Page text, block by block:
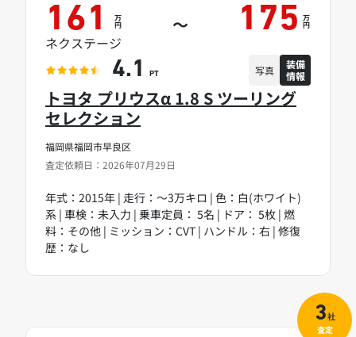
福岡県福岡市早良区
査定依頼日：2026年07月29日
トヨタ プリウスα 1.8 S ツーリング
セレクション
年式：2015年 | 走行：～3万キロ | 色：白(ホワイト)
系 | 車検：未入力 | 乗車定員： 5名 | ドア： 5枚 | 燃
料：その他 | ミッション：CVT | ハンドル：右 | 修復
歴：なし
161 万
円 ～ 175 万
円
ネクステージ
4.1 PT 写真
装備
情報
3社
査定